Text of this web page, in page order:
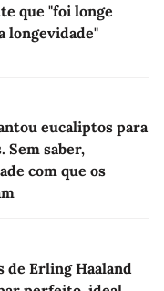
que "foi longe
longevidade"
eucaliptos para
Sem saber,
com que os
de Erling Haaland